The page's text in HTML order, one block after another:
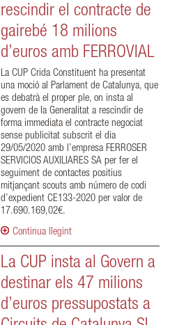
rescindir el contracte de
gairebé 18 milions
d’euros amb FERROVIAL
La CUP Crida Constituent ha presentat
una moció al Parlament de Catalunya, que
es debatrà el proper ple, on insta al
govern de la Generalitat a rescindir de
forma immediata el contracte negociat
sense publicitat subscrit el dia
29/05/2020 amb l’empresa FERROSER
SERVICIOS AUXILIARES SA per fer el
seguiment de contactes positius
mitjançant scouts amb número de codi
d’expedient CE133-2020 per valor de
17.690.169,02€.
Continua llegint
La CUP insta al Govern a
destinar els 47 milions
d’euros pressupostats a